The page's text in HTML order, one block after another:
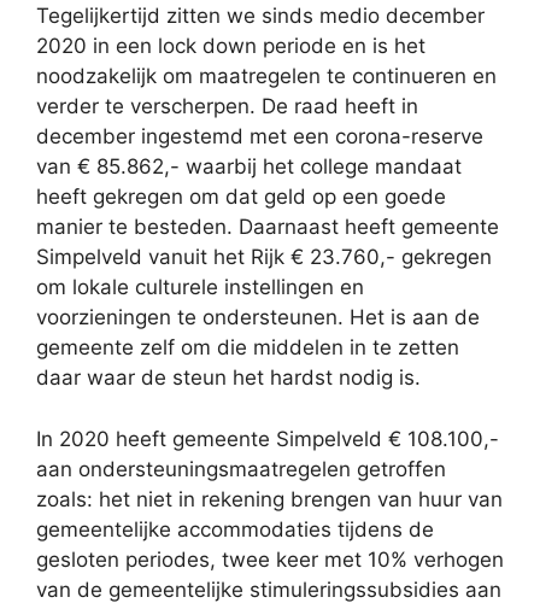
Tegelijkertijd zitten we sinds medio december
2020 in een lock down periode en is het
noodzakelijk om maatregelen te continueren en
verder te verscherpen. De raad heeft in
december ingestemd met een corona-reserve
van € 85.862,- waarbij het college mandaat
heeft gekregen om dat geld op een goede
manier te besteden. Daarnaast heeft gemeente
Simpelveld vanuit het Rijk € 23.760,- gekregen
om lokale culturele instellingen en
voorzieningen te ondersteunen. Het is aan de
gemeente zelf om die middelen in te zetten
daar waar de steun het hardst nodig is.
In 2020 heeft gemeente Simpelveld € 108.100,-
aan ondersteuningsmaatregelen getroffen
zoals: het niet in rekening brengen van huur van
gemeentelijke accommodaties tijdens de
gesloten periodes, twee keer met 10% verhogen
van de gemeentelijke stimuleringssubsidies aan